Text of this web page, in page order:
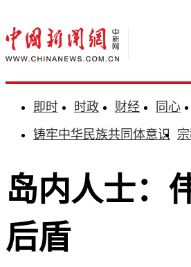
即时 时政 财经 同心
铸牢中华民族共同体意识
岛内人士：
后盾